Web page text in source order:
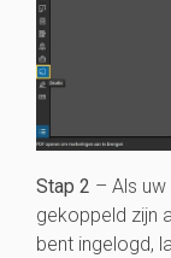
Stap 2 – Als uw
gekoppeld zijn
bent ingelogd,